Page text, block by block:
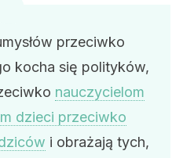
przeciwko
kocha się polityków,
nauczycielom
dzieci przeciwko
i obrażają tych,